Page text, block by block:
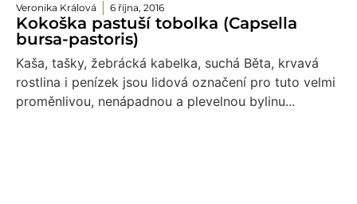
Veronika Králová 6 října, 2016
Kokoška pastuší tobolka (Capsella
bursa-pastoris)
Kaša, tašky, žebrácká kabelka, suchá Běta, krvavá
rostlina i penízek jsou lidová označení pro tuto velmi
proměnlivou, nenápadnou a plevelnou bylinu...